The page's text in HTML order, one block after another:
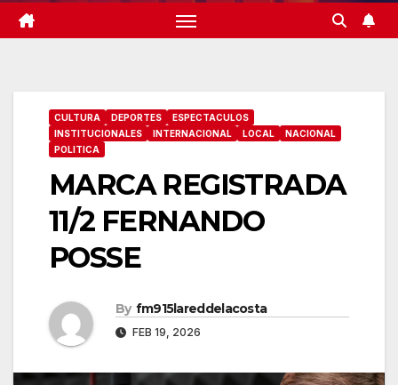
CULTURA DEPORTES
ESPECTACULOS
INSTITUCIONALES
INTERNACIONAL LOCAL
NACIONAL
POLITICA
MARCA REGISTRADA
11/2 FERNANDO
POSSE
By fm915lareddelacosta
FEB 19, 2026